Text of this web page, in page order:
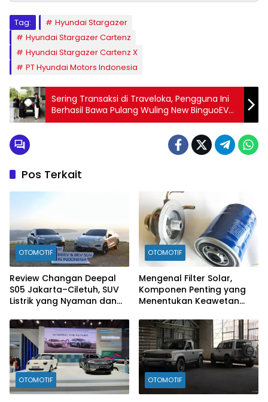
Tag:
Hyundai Stargazer
Hyundai Stargazer Cartenz
Hyundai Stargazer Cartenz X
PT Hyundai Motors Indonesia
Sering Transaksi di Traveloka, Pengguna Ini
Berhasil Bawa Pulang Wuling New BinguoEV
Gratis
Pos Terkait
OTOMOTIF
Review Changan Deepal
S05 Jakarta–Ciletuh, SUV
Listrik yang Nyaman dan
OTOMOTIF
Mengenal Filter Solar,
Komponen Penting yang
Menentukan Keawetan
OTOMOTIF OTOMOTIF